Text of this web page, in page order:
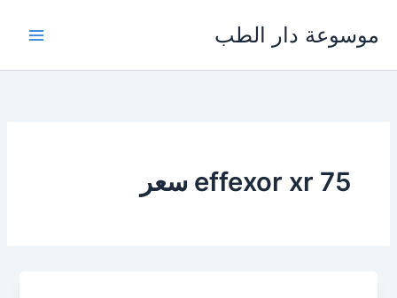
المحتوى
موسوعة دار الطب
effexor xr 75 سعر